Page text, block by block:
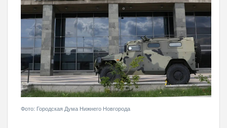
Фото: Городская Дума Нижнего Новгорода